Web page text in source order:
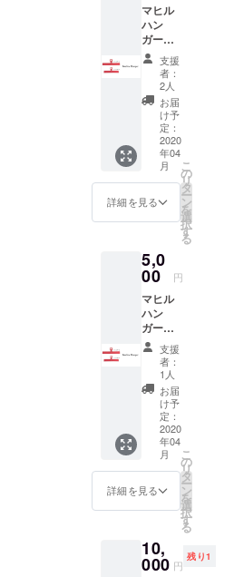
マヒル
ハン
ガー
（おと
な用1個
＋こど
も用1
個） ＜
ハン
ガーの
色＞ 全
て1色を
選択可
支援
者：
2人
お届
け予
定：
2020
年04
月
詳細を見る
こ
の
リ
タ
ー
ン
を
選
択
す
る
5,0
00 円
マヒル
ハン
ガー
（おと
な用2個
＋こど
も用1
個） ＜
ハン
ガーの
色＞ 全
て1色を
選択可
支援
者：
1人
お届
け予
定：
2020
年04
月
詳細を見る
こ
の
リ
タ
ー
ン
を
選
択
す
る
10,
000 円
残り1